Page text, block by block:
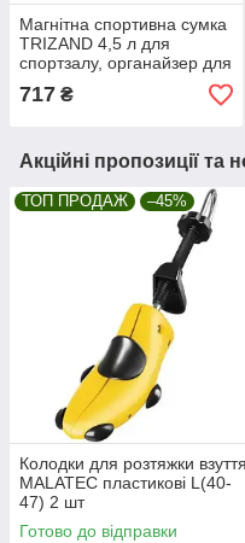
Магнітна спортивна сумка
TRIZAND 4,5 л для
спортзалу, органайзер для
пляшки та телефону
717 ₴
Акційні пропозиції та
ТОП ПРОДАЖ –45%
Колодки для розтяжки взуття
MALATEC пластикові L(40-
47) 2 шт
Готово до відправки